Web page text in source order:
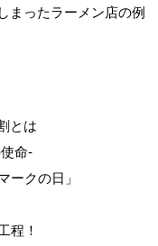
まったラーメン店の例
とは
命-
ークの日」
程！